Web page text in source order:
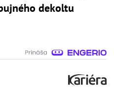
dekoltu